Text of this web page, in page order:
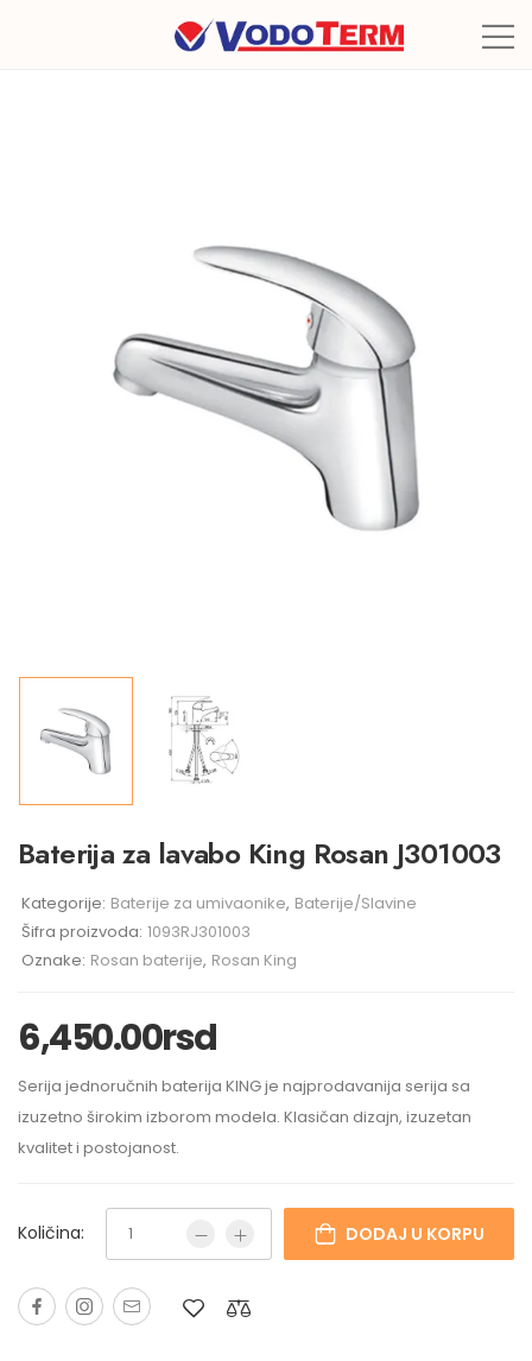
Baterija za lavabo King Rosan J301003
Kategorije: Baterije za umivaonike, Baterije/Slavine
Šifra proizvoda: 1093RJ301003
Oznake: Rosan baterije, Rosan King
6,450.00rsd
Serija jednoručnih baterija KING je najprodavanija serija sa
izuzetno širokim izborom modela. Klasičan dizajn, izuzetan
kvalitet i postojanost.
Količina: DODAJ U KORPU